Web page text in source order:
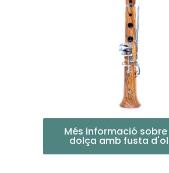
Més informació
dolça amb fusta